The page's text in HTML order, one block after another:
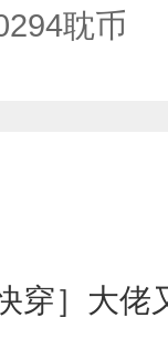
耽币
快穿］大